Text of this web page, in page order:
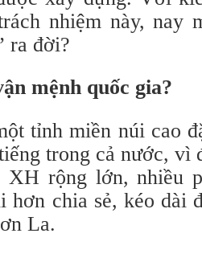
nhiệm này, nay
ra đời?
mệnh quốc gia?
tỉnh miền núi cao
trong cả nước, vì
XH rộng lớn, nhiều
hơn chia sẻ, kéo dài
La.